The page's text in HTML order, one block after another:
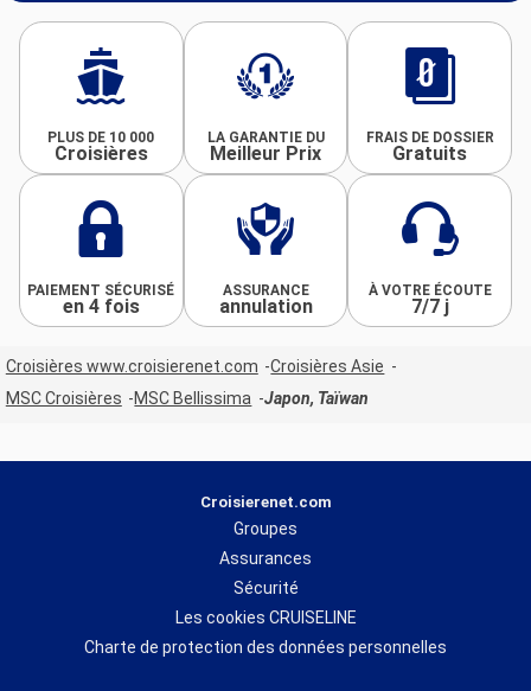
PLUS DE 10 000
Croisières
LA GARANTIE DU
Meilleur Prix
FRAIS DE DOSSIER
Gratuits
PAIEMENT SÉCURISÉ
en 4 fois
ASSURANCE
annulation
À VOTRE ÉCOUTE
7/7 j
Croisières www.croisierenet.com
Croisières Asie
MSC Croisières
MSC Bellissima Japon, Taïwan
Croisierenet.com
Groupes
Assurances
Sécurité
Les cookies CRUISELINE
Charte de protection des données personnelles